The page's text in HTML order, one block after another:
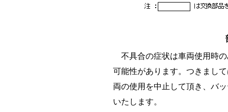
不具合の症状は車両使用時
可能性があります。つきまし
両の使用を中止して頂き、バ
いたします。